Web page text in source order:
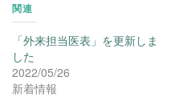
関連
「外来担当医表」を更新しま
した
2022/05/26
新着情報